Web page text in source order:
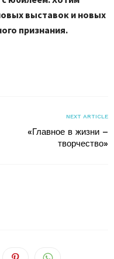
выставок и новых
признания.
NEXT ARTICLE
«Главное в жизни –
творчество»